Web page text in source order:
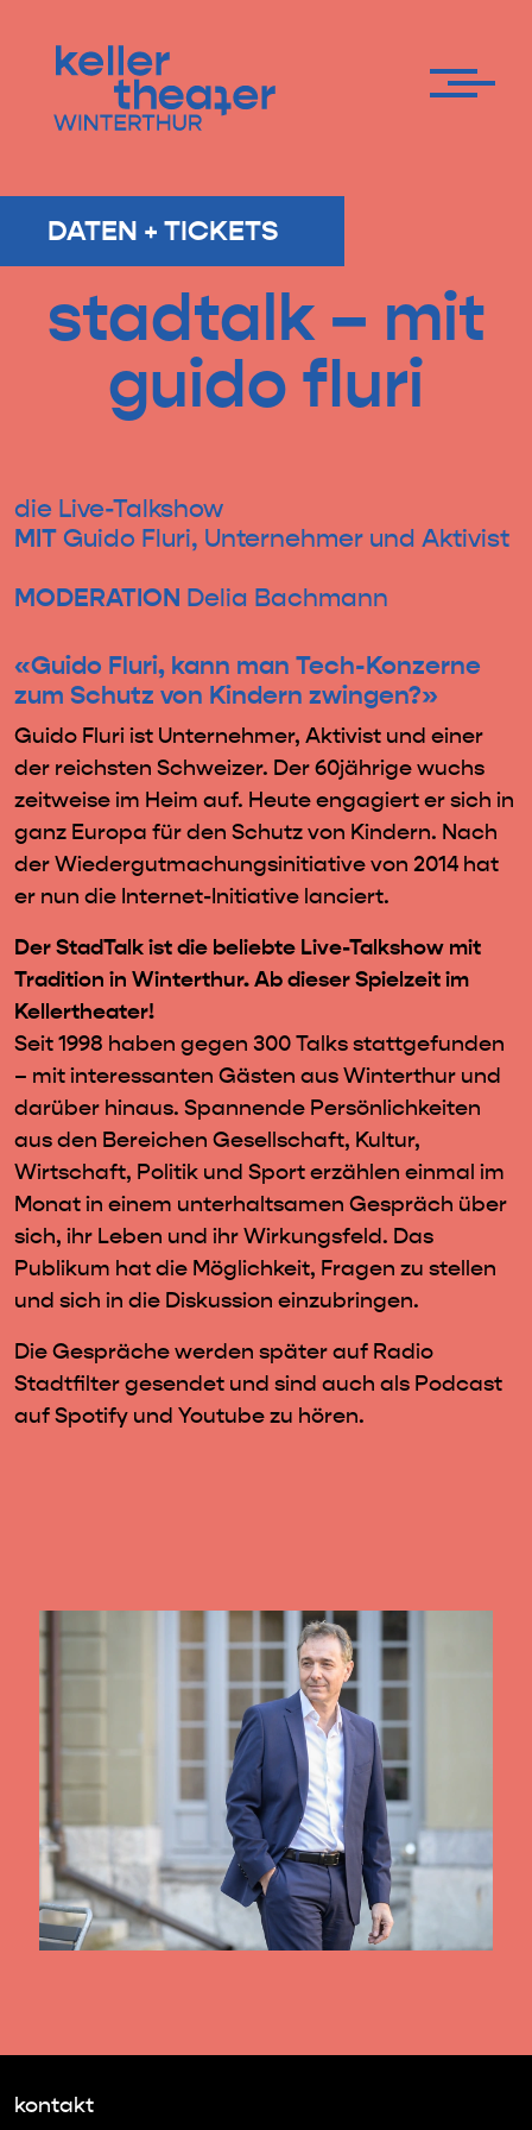
stadtalk – mit
guido fluri
DATEN + TICKETS
die Live-Talkshow
MIT Guido Fluri, Unternehmer und Aktivist
MODERATION Delia Bachmann
«Guido Fluri, kann man Tech-Konzerne
zum Schutz von Kindern zwingen?»
Guido Fluri ist Unternehmer, Aktivist und einer
der reichsten Schweizer. Der 60jährige wuchs
zeitweise im Heim auf. Heute engagiert er sich in
ganz Europa für den Schutz von Kindern. Nach
der Wiedergutmachungsinitiative von 2014 hat
er nun die Internet-Initiative lanciert.
Der StadTalk ist die beliebte Live-Talkshow mit
Tradition in Winterthur. Ab dieser Spielzeit im
Kellertheater!
Seit 1998 haben gegen 300 Talks stattgefunden
– mit interessanten Gästen aus Winterthur und
darüber hinaus. Spannende Persönlichkeiten
aus den Bereichen Gesellschaft, Kultur,
Wirtschaft, Politik und Sport erzählen einmal im
Monat in einem unterhaltsamen Gespräch über
sich, ihr Leben und ihr Wirkungsfeld. Das
Publikum hat die Möglichkeit, Fragen zu stellen
und sich in die Diskussion einzubringen.
Die Gespräche werden später auf Radio
Stadtfilter gesendet und sind auch als Podcast
auf Spotify und Youtube zu hören.
kontakt